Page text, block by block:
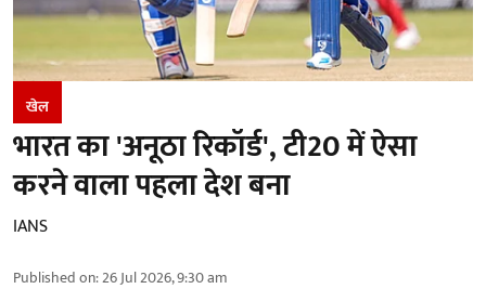
खेल
भारत का 'अनूठा रिकॉर्ड', टी20 में ऐसा
करने वाला पहला देश बना
IANS
Published on:26 Jul 2026, 9:30 am